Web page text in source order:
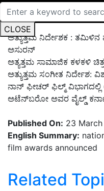
CLOSE
ಅತ್ಯುತ್ತಮ ನಿರ್ದೇಶಕ :
ಅಸುರನ್
ಅತ್ಯತ್ತಮ ಸಾಮಾಜಿಕ ಕಳಕಳಿ
ಅತ್ಯುತ್ತಮ ಸಂಗೀತ ನಿರ್ದೇಶ:
ನಾನ್​ ಫೀಚರ್​ ಫಿಲ್ಮ್​
ಅಟೆನ್​ಬರೋ​ ಅವರ ವೈಲ್ಡ್​
Published On: 23
English Summary:
film awards announced
Related